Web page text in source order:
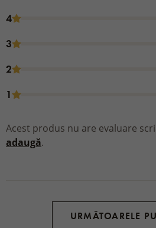
4
3
2
1
Acest produs nu are evaluare
adaugă.
URMĂTOARELE